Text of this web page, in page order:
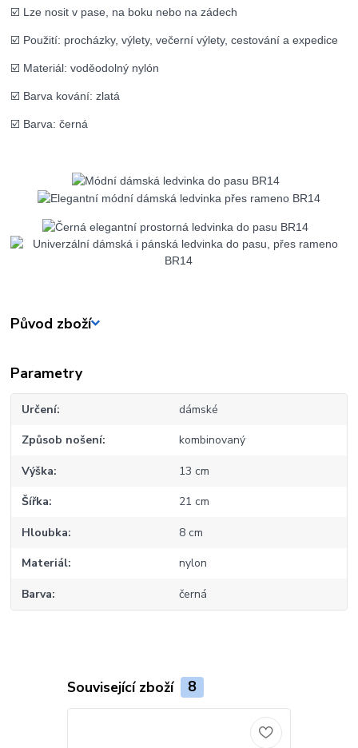
☑️ Lze nosit v pase, na boku nebo na zádech
☑️ Použití: procházky, výlety, večerní výlety, cestování a expedice
☑️ Materiál: voděodolný nylón
☑️ Barva kování: zlatá
☑️ Barva: černá
Původ zboží
Parametry
Určení dámské
Způsob nošení kombinovaný
Výška 13 cm
Šířka 21 cm
Hloubka 8 cm
Materiál nylon
Barva černá
Související zboží 8